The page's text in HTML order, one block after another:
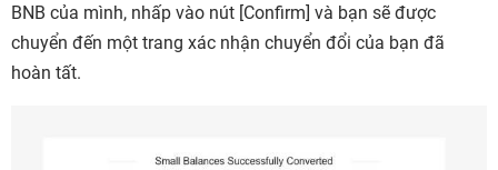
BNB của mình, nhấp vào nút [Confirm] và bạn sẽ được
chuyển đến một trang xác nhận chuyển đổi của bạn đã
hoàn tất.